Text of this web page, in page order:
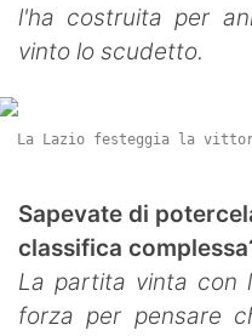
l'ha costruita per
vinto lo scudetto.
La Lazio festeggia la
Sapevate di
classifica
La partita vinta con
forza per pensare